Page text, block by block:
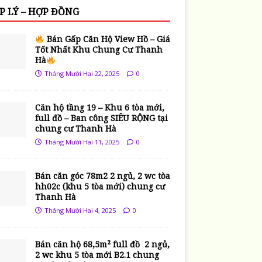
LÝ – HỢP ĐỒNG
Bán Gấp Căn Hộ View Hồ – Giá
Tốt Nhất Khu Chung Cư Thanh
Hà
Tháng Mười Hai 22, 2025 0
Căn hộ tầng 19 – Khu 6 tòa mới,
full đồ – Ban công SIÊU RỘNG tại
chung cư Thanh Hà
Tháng Mười Hai 11, 2025 0
Bán căn góc 78m2 2 ngủ, 2 wc tòa
hh02c (khu 5 tòa mới) chung cư
Thanh Hà
Tháng Mười Hai 4, 2025 0
Bán căn hộ 68,5m² full đồ 2 ngủ,
2 wc khu 5 tòa mới B2.1 chung